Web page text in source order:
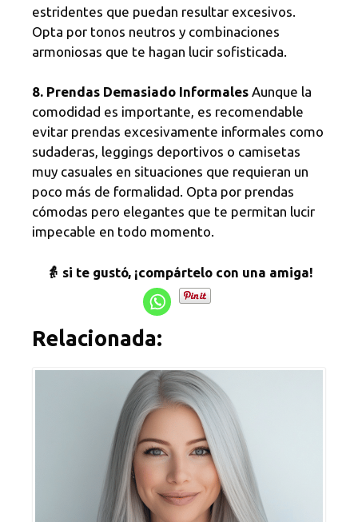
estridentes que puedan resultar excesivos.
Opta por tonos neutros y combinaciones
armoniosas que te hagan lucir sofisticada.
8. Prendas Demasiado Informales Aunque la
comodidad es importante, es recomendable
evitar prendas excesivamente informales como
sudaderas, leggings deportivos o camisetas
muy casuales en situaciones que requieran un
poco más de formalidad. Opta por prendas
cómodas pero elegantes que te permitan lucir
impecable en todo momento.
👵 si te gustó, ¡compártelo con una amiga!
Relacionada: